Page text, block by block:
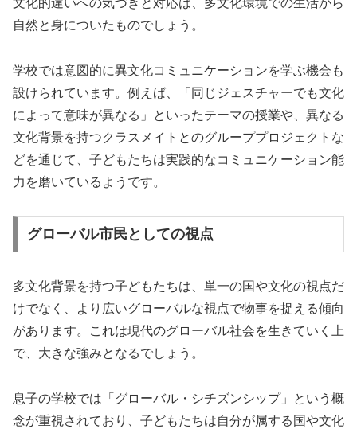
文化的違いへの気づきと対応は、多文化環境での生活から
自然と身についたものでしょう。
学校では意図的に異文化コミュニケーションを学ぶ機会も
設けられています。例えば、「同じジェスチャーでも文化
によって意味が異なる」といったテーマの授業や、異なる
文化背景を持つクラスメイトとのグループプロジェクトな
どを通じて、子どもたちは実践的なコミュニケーション能
力を磨いているようです。
グローバル市民としての視点
多文化背景を持つ子どもたちは、単一の国や文化の視点だ
けでなく、より広いグローバルな視点で物事を捉える傾向
があります。これは現代のグローバル社会を生きていく上
で、大きな強みとなるでしょう。
息子の学校では「グローバル・シチズンシップ」という概
念が重視されており、子どもたちは自分が属する国や文化